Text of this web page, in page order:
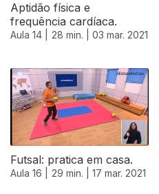
Aptidão física e
frequência cardíaca.
Aula 14 | 28 min. | 03 mar. 2021
Futsal: pratica em casa.
Aula 16 | 29 min. | 17 mar. 2021